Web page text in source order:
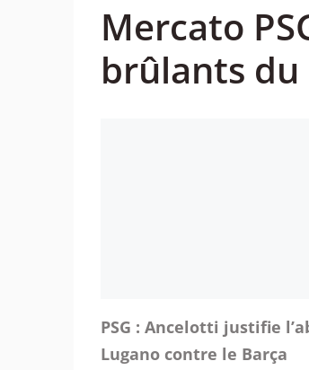
Mercato
brûlants du
PSG : Ancelotti justifie
Lugano contre le Barça